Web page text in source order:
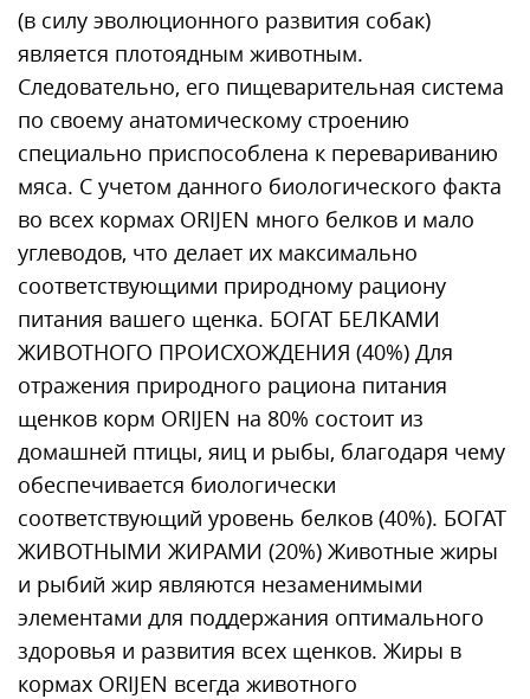
(в силу эволюционного развития собак)
является плотоядным животным.
Следовательно, его пищеварительная система
по своему анатомическому строению
специально приспособлена к перевариванию
мяса. С учетом данного биологического факта
во всех кормах ORIJEN много белков и мало
углеводов, что делает их максимально
соответствующими природному рациону
питания вашего щенка. БОГАТ БЕЛКАМИ
ЖИВОТНОГО ПРОИСХОЖДЕНИЯ (40%) Для
отражения природного рациона питания
щенков корм ORIJEN на 80% состоит из
домашней птицы, яиц и рыбы, благодаря чему
обеспечивается биологически
соответствующий уровень белков (40%). БОГАТ
ЖИВОТНЫМИ ЖИРАМИ (20%) Животные жиры
и рыбий жир являются незаменимыми
элементами для поддержания оптимального
здоровья и развития всех щенков. Жиры в
кормах ORIJEN всегда животного